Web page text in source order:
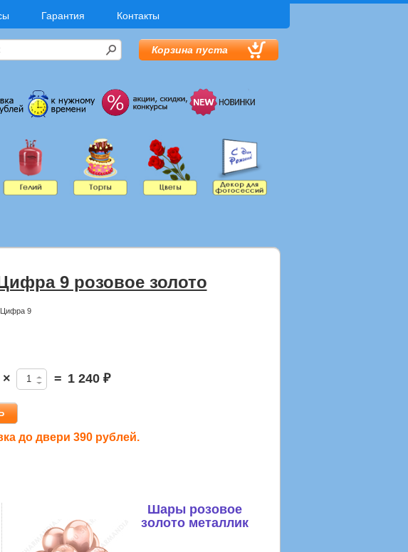
Гарантия Контакты
Корзина пуста
9 розовое золото
Цифра 9
× = 1 240 ₽
до двери 390 рублей.
Шары розовое
золото металлик